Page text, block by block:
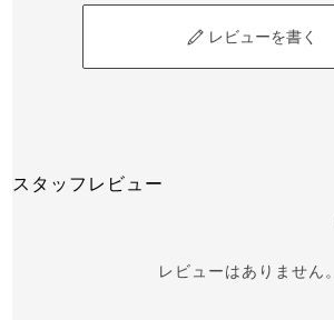
レビューを書く
スタッフレビュー
レビューはありません。